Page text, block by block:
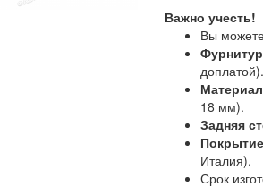
Важно учесть!
Вы
доплатой).
18 мм).
Задняя
Италия).
Срок